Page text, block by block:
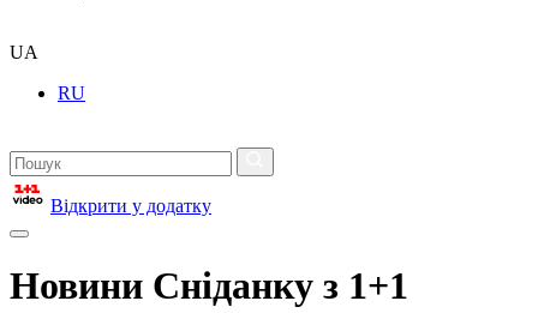
UA
RU
Відкрити у додатку
Новини Сніданку з 1+1